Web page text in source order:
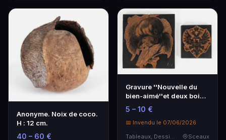
Anonyme. Noix de coco.
H : 12 cm.
40 – 60 €
Gravure ''Nouvelle du
bien-aimé''et deux bois
gravés.
5 – 10 €
📅 Invendu le 07/06/2026
Tableaux, Dessins & Estampes
Sceaux